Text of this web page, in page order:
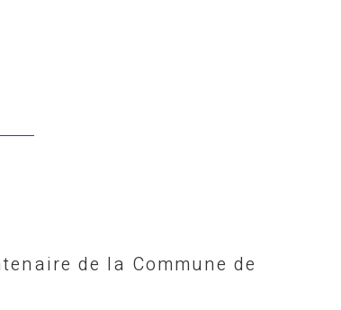
de la Commune de